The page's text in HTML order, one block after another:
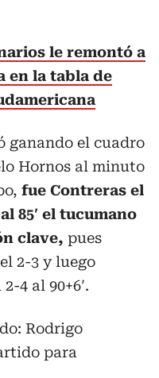
le remontó a
en la tabla de
ganando el cuadro
Hornos al minuto
fue Contreras el
85′ el tucumano
clave, pues
2-3 y luego
4 al 90+6′.
Rodrigo
para